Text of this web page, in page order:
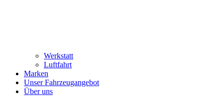
Werkstatt
Luftfahrt
Marken
Unser Fahrzeugangebot
Über uns